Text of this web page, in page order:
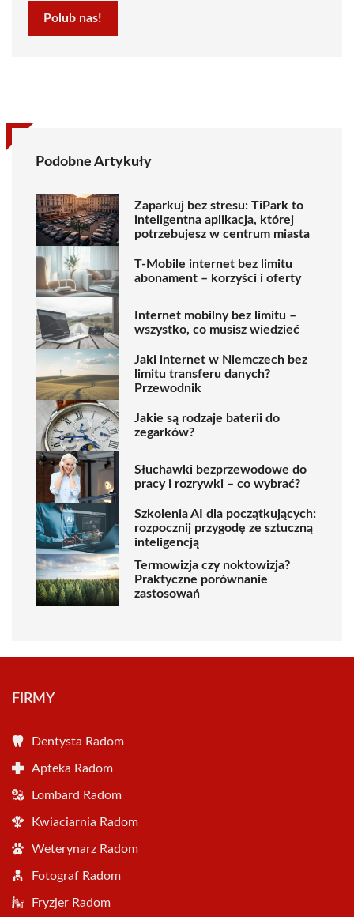
Polub nas!
Podobne Artykuły
Zaparkuj bez stresu: TiPark to
inteligentna aplikacja, której
potrzebujesz w centrum miasta
T-Mobile internet bez limitu
abonament – korzyści i oferty
Internet mobilny bez limitu –
wszystko, co musisz wiedzieć
Jaki internet w Niemczech bez
limitu transferu danych?
Przewodnik
Jakie są rodzaje baterii do
zegarków?
Słuchawki bezprzewodowe do
pracy i rozrywki – co wybrać?
Szkolenia AI dla początkujących:
rozpocznij przygodę ze sztuczną
inteligencją
Termowizja czy noktowizja?
Praktyczne porównanie
zastosowań
FIRMY
Dentysta Radom
Apteka Radom
Lombard Radom
Kwiaciarnia Radom
Weterynarz Radom
Fotograf Radom
Fryzjer Radom